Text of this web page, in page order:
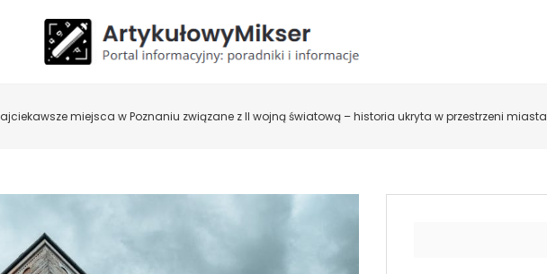
miejsca w Poznaniu związane z II wojną światową – historia ukryta w przestrzeni miasta